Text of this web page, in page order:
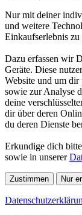
Nur mit deiner
und weitere
Einkaufserlebnis zu
Dazu erfassen wir
Geräte. Diese
Website und um dir
sowie zur Analyse
deine
dir über deren
du deren Dienste
Erkundige dich
sowie in unserer
Zustimmen Nur